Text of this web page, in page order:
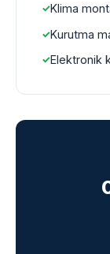
Klima
Kurutma
Elektronik